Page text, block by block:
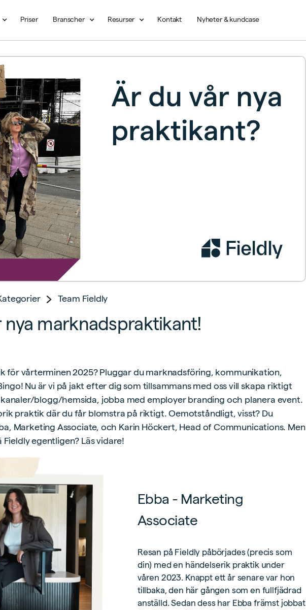
Priser Branscher Resurser Kontakt Nyheter & kundcase
Team Fieldly
marknadspraktikant!
för vårterminen 2025? Pluggar du marknadsföring, kommunikation,
Nu är vi på jakt efter dig som tillsammans med oss vill skapa riktigt
blogg/hemsida, jobba med employer branding och planera event.
praktik där du får blomstra på riktigt. Oemotståndligt, visst? Du
Marketing Associate, och Karin Höckert, Head of Communications. Men
egentligen? Läs vidare!
Ebba - Marketing
Associate
Resan på Fieldly påbörjades (precis som
din) med en händelserik praktik under
våren 2023. Knappt ett år senare var hon
tillbaka, den här gången som en fullfjädrad
anställd. Sedan dess har Ebba främst jobbat